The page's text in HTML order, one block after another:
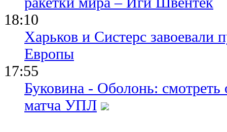
18:10
Харьков и Систерс завоевали
Европы
17:55
Буковина - Оболонь:
матча УПЛ